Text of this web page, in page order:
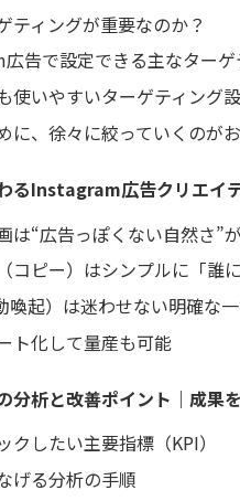
ティングが重要なのか？
告で設定できる主なターゲ
使いやすいターゲティング
に、徐々に絞っていくのが
るInstagram広告クリエイ
は“広告っぽくない自然さ”
コピー）はシンプルに「誰
喚起）は迷わせない明確な
ト化して量産も可能
分析と改善ポイント｜成果
クしたい主要指標（KPI）
げる分析の手順